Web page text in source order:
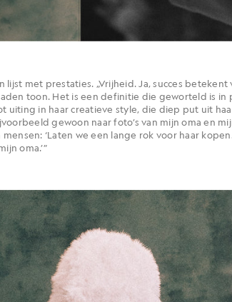
lijst met prestaties. „Vrijheid. Ja, succes
toon. Het is een definitie die geworteld is
uiting in haar creatieve style, die diep put uit
gewoon naar foto’s van mijn oma en
‘Laten we een lange rok voor haar
oma.’”